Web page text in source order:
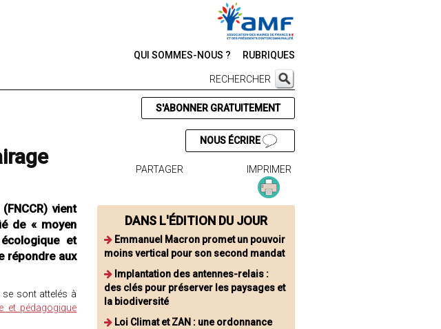
QUI SOMMES-NOUS ? RUBRIQUES
RECHERCHER
vient
de « moyen
et
répondre aux
se sont attelés à
et pédagogique
S'ABONNER GRATUITEMENT
NOUS ÉCRIRE
PARTAGER IMPRIMER
DANS L'ÉDITION DU JOUR
Emmanuel Macron promet un pouvoir
moins vertical pour son second mandat
Implantation des antennes-relais :
des clés pour préserver les paysages et
la biodiversité
Loi Climat et ZAN : une ordonnance